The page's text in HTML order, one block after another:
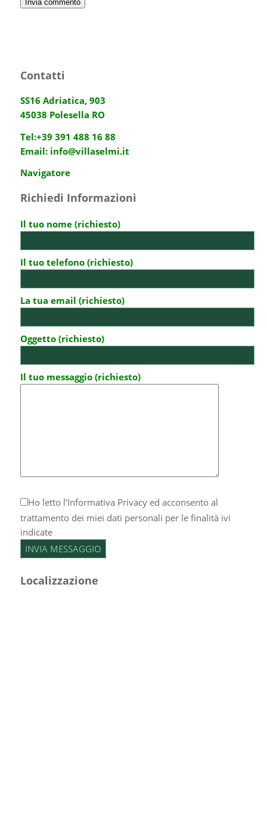
Contatti
SS16 Adriatica, 903
45038 Polesella RO
Tel:+39 391 488 16 88
Email: info@villaselmi.it
Navigatore
Richiedi Informazioni
Il tuo nome (richiesto)
Il tuo telefono (richiesto)
La tua email (richiesto)
Oggetto (richiesto)
Il tuo messaggio (richiesto)
Ho letto l’Informativa Privacyed acconsento al
trattamento dei miei dati personali per le finalità ivi
indicate
Localizzazione